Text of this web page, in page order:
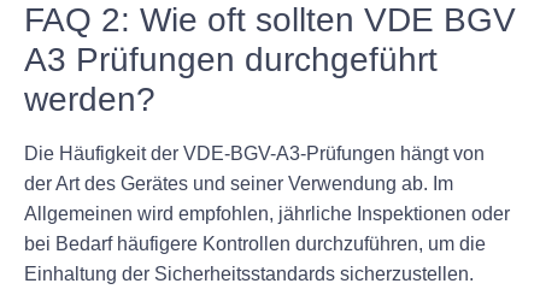
FAQ 2: Wie oft sollten VDE BGV
A3 Prüfungen durchgeführt
werden?
Die Häufigkeit der VDE-BGV-A3-Prüfungen hängt von
der Art des Gerätes und seiner Verwendung ab. Im
Allgemeinen wird empfohlen, jährliche Inspektionen oder
bei Bedarf häufigere Kontrollen durchzuführen, um die
Einhaltung der Sicherheitsstandards sicherzustellen.